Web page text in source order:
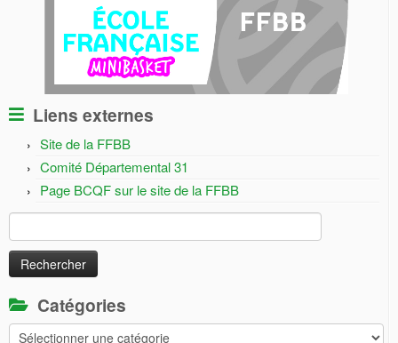
Liens externes
Site de la FFBB
Comité Départemental 31
Page BCQF sur le site de la FFBB
Catégories
Catégories